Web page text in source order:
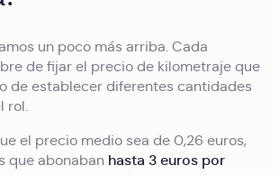
un poco más arriba. Cada
de fijar el precio de kilometraje que
de establecer diferentes cantidades
rol.
el precio medio sea de 0,26 euros,
que abonaban hasta 3 euros por